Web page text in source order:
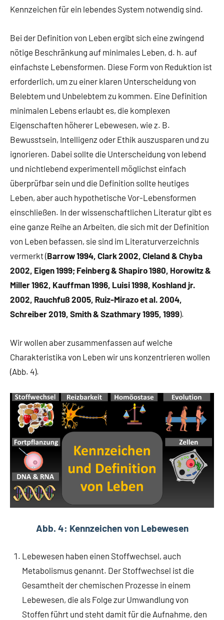
Kennzeichen für ein lebendes System notwendig sind.
Bei der Definition von Leben ergibt sich eine zwingend
nötige Beschränkung auf minimales Leben, d. h. auf
einfachste Lebensformen. Diese Form von Reduktion ist
erforderlich, um zu einer klaren Unterscheidung von
Belebtem und Unbelebtem zu kommen. Eine Definition
minimalen Lebens erlaubt es, die komplexen
Eigenschaften höherer Lebewesen, wie z. B.
Bewusstsein, Intelligenz oder Ethik auszusparen und zu
ignorieren. Dabei sollte die Unterscheidung von lebend
und nichtlebend experimentell möglichst einfach
überprüfbar sein und die Definition sollte heutiges
Leben, aber auch hypothetische Vor-Lebensformen
einschließen. In der wissenschaftlichen Literatur gibt es
eine ganze Reihe an Arbeiten, die sich mit der Definition
von Leben befassen, sie sind im Literaturverzeichnis
vermerkt (Barrow 1994, Clark 2002, Cleland & Chyba
2002, Eigen 1999; Feinberg & Shapiro 1980, Horowitz &
Miller 1962, Kauffman 1996, Luisi 1998, Koshland jr.
2002, Rauchfuß 2005, Ruiz-Mirazo et al. 2004,
Schreiber 2019, Smith & Szathmary 1995, 1999).
Wir wollen aber zusammenfassen auf welche
Charakteristika von Leben wir uns konzentrieren wollen
(Abb. 4).
Abb. 4: Kennzeichen von Lebewesen
Lebewesen haben einen Stoffwechsel, auch
Metabolismus genannt. Der Stoffwechsel ist die
Gesamtheit der chemischen Prozesse in einem
Lebewesen, die als Folge zur Umwandlung von
Stoffen führt und steht damit für die Aufnahme, den